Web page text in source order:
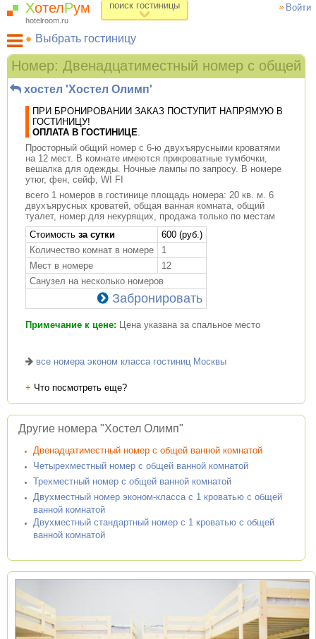
Войти
ХотелРум
hotelroom.ru
поиск гостиницы
Выбрать гостиницу
Гостиницы на карте Москвы
Гостиницы по метро
ХотелРум рекомендует
Номер: Двенадцатиместный номер с общей
хостел 'Хостел Олимп'
ПРИ БРОНИРОВАНИИ ЗАКАЗ ПОСТУПИТ НАПРЯМУЮ В
ГОСТИНИЦУ!
ОПЛАТА В ГОСТИНИЦЕ.
Просторный общий номер с 6-ю двухъярусными кроватями
на 12 мест. В комнате имеются прикроватные тумбочки,
вешалка для одежды. Ночные лампы по запросу. В номере
утюг, фен, сейф, WI FI
всего 1 номеров в гостинице площадь номера: 20 кв. м. 6
двухъярусных кроватей, общая ванная комната, общий
туалет, номер для некурящих, продажа только по местам
Cтоимость за сутки
600 (руб.)
Количество комнат в номере
1
Мест в номере
12
Санузел на несколько номеров
Забронировать
Примечание к цене: Цена указана за спальное место
все номера эконом класса гостиниц Москвы
+ Что посмотреть еще?
Другие номера "Хостел Олимп"
Двенадцатиместный номер с общей ванной комнатой
Четырехместный номер с общей ванной комнатой
Трехместный номер с общей ванной комнатой
Двухместный номер эконом-класса с 1 кроватью с общей
ванной комнатой
Двухместный стандартный номер с 1 кроватью с общей
ванной комнатой